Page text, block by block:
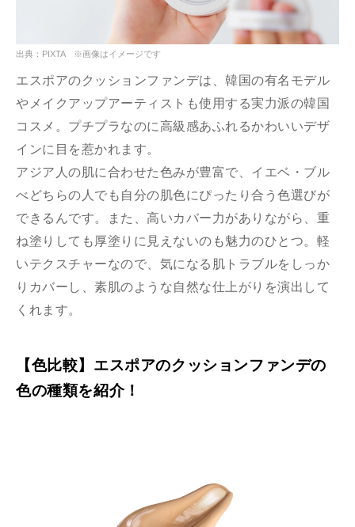
出典：PIXTA ※画像はイメージです
エスポアのクッションファンデは、韓国の有名モデル
やメイクアップアーティストも使用する実力派の韓国
コスメ。プチプラなのに高級感あふれるかわいいデザ
インに目を惹かれます。
アジア人の肌に合わせた色みが豊富で、イエベ・ブル
べどちらの人でも自分の肌色にぴったり合う色選びが
できるんです。また、高いカバー力がありながら、重
ね塗りしても厚塗りに見えないのも魅力のひとつ。軽
いテクスチャーなので、気になる肌トラブルをしっか
りカバーし、素肌のような自然な仕上がりを演出して
くれます。
【色比較】エスポアのクッションファンデの
色の種類を紹介！